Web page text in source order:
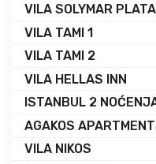
VILA SOLYMAR
VILA TAMI 1
VILA TAMI 2
VILA HELLAS INN
ISTANBUL 2
AGAKOS
VILA NIKOS